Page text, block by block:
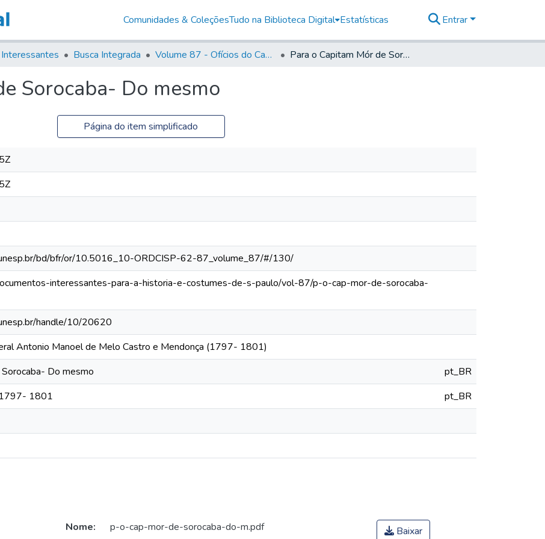
Comunidades & ColeçõesTudo na Biblioteca Digital Estatísticas Entrar
Busca Integrada Volume 87 - Ofícios do Capitão General Antonio Manoel de Melo Castro e Mendonça (1797- 1801) Para o Capitam Mór de Sorocaba- Do mesmo
Sorocaba- Do mesmo
Página do item simplificado
bd/bfr/or/10.5016_10-ORDCISP-62-87_volume_87/#/130/
interessantes-para-a-historia-e-costumes-de-s-paulo/vol-87/p-o-cap-mor-de-sorocaba-
handle/10/20620
Antonio Manoel de Melo Castro e Mendonça (1797- 1801)
Do mesmo
pt_BR
1801
pt_BR
Nome:
p-o-cap-mor-de-sorocaba-do-m.pdf
Baixar